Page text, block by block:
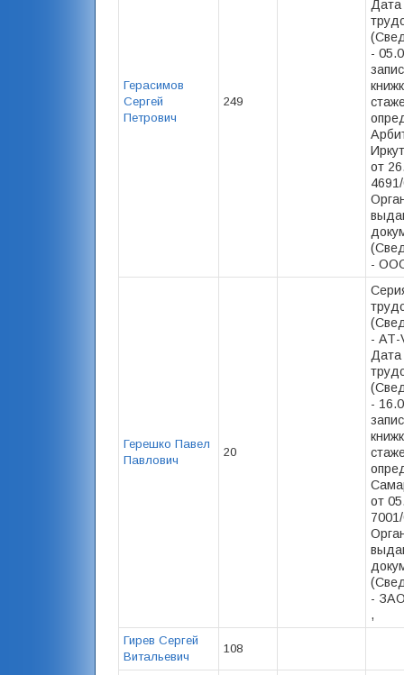
Герасимов
Сергей
Петрович
249
Дата
-
от
-
Герешко Павел
Павлович
20
- АТ-
Дата
-
от
-
,
Гирев Сергей
Витальевич
108